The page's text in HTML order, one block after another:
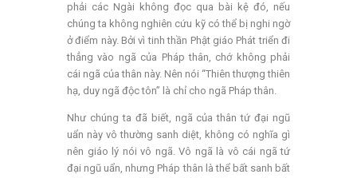
phải các Ngài không đọc qua bài kệ đó, nếu
chúng ta không nghiên cứu kỹ có thể bị nghi ngờ
ở điểm này. Bởi vì tinh thần Phật giáo Phát triển đi
thẳng vào ngã của Pháp thân, chớ không phải
cái ngã của thân này. Nên nói “Thiên thượng thiên
hạ, duy ngã độc tôn” là chỉ cho ngã Pháp thân.
Như chúng ta đã biết, ngã của thân tứ đại ngũ
uẩn này vô thường sanh diệt, không có nghĩa gì
nên giáo lý nói vô ngã. Vô ngã là vô cái ngã tứ
đại ngũ uẩn, nhưng Pháp thân là thể bất sanh bất